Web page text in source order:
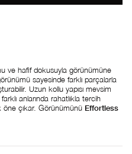
ve hafif dokusuyla görünümüne
sayesinde farklı parçalarla
Uzun kollu yapısı mevsim
anlarında rahatlıkla tercih
öne çıkar. Görünümünü Effortless